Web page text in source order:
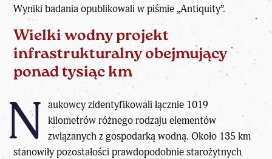
Wyniki badania opublikowali w piśmie „Antiquity”.
Wielki wodny projekt
infrastrukturalny obejmujący
ponad tysiąc km
N aukowcy zidentyfikowali łącznie 1019
kilometrów różnego rodzaju elementów
związanych z gospodarką wodną. Około 135 km
stanowiły pozostałości prawdopodobnie starożytnych